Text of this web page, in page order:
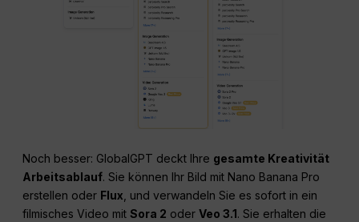
Noch besser: GlobalGPT deckt Ihre gesamte Kreativität
Arbeitsablauf. Sie können Ihr Bild mit Nano Banana Pro
erstellen oder Flux , und verwandeln Sie es sofort in ein
filmisches Video mitSora 2 oderVeo 3.1. Sie erhalten die